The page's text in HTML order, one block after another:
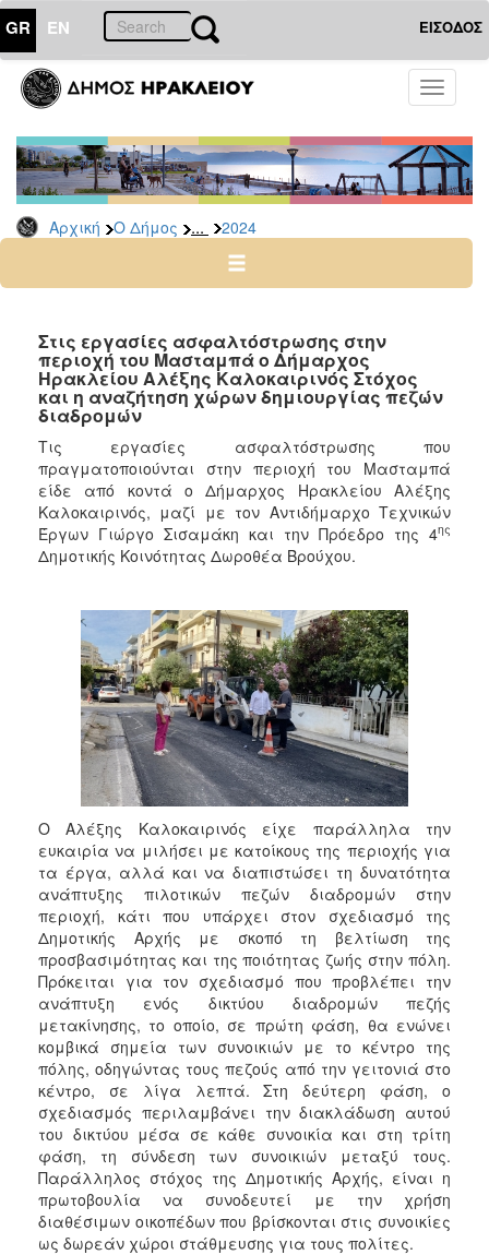
GR EN ΕΙΣΟΔΟΣ
Toggle
Αρχική Ο Δήμος ... 2024
ΔΗΜΟΣ
Δελτία
Τύπου
Αρχείο
2026
2024
2022
2021
2020
2019
2018
2017
2016
2012
2011
2010
2006
ΤΟΠΟΣ
ΠΟΛΙΤΙΣΜΟΣ
ΑΝΘΕΚΤΙΚΗ
ΠΟΛΗ
Στις εργασίες ασφαλτόστρωσης στην
περιοχή του Μασταμπά ο Δήμαρχος
Ηρακλείου Αλέξης Καλοκαιρινός Στόχος
και η αναζήτηση χώρων δημιουργίας πεζών
διαδρομών
Τις εργασίες ασφαλτόστρωσης που
πραγματοποιούνται στην περιοχή του Μασταμπά
είδε από κοντά ο Δήμαρχος Ηρακλείου Αλέξης
Καλοκαιρινός, μαζί με τον Αντιδήμαρχο Τεχνικών
Έργων Γιώργο Σισαμάκη και την Πρόεδρο της 4ης
Δημοτικής Κοινότητας Δωροθέα Βρούχου.
Ο Αλέξης Καλοκαιρινός είχε παράλληλα την
ευκαιρία να μιλήσει με κατοίκους της περιοχής για
τα έργα, αλλά και να διαπιστώσει τη δυνατότητα
ανάπτυξης πιλοτικών πεζών διαδρομών στην
περιοχή, κάτι που υπάρχει στον σχεδιασμό της
Δημοτικής Αρχής με σκοπό τη βελτίωση της
προσβασιμότητας και της ποιότητας ζωής στην πόλη.
Πρόκειται για τον σχεδιασμό που προβλέπει την
ανάπτυξη ενός δικτύου διαδρομών πεζής
μετακίνησης, το οποίο, σε πρώτη φάση, θα ενώνει
κομβικά σημεία των συνοικιών με το κέντρο της
πόλης, οδηγώντας τους πεζούς από την γειτονιά στο
κέντρο, σε λίγα λεπτά. Στη δεύτερη φάση, ο
σχεδιασμός περιλαμβάνει την διακλάδωση αυτού
του δικτύου μέσα σε κάθε συνοικία και στη τρίτη
φάση, τη σύνδεση των συνοικιών μεταξύ τους.
Παράλληλος στόχος της Δημοτικής Αρχής, είναι η
πρωτοβουλία να συνοδευτεί με την χρήση
διαθέσιμων οικοπέδων που βρίσκονται στις συνοικίες
ως δωρεάν χώροι στάθμευσης για τους πολίτες.